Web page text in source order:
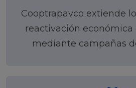
Cooptrapavco extiende
reactivación económica
mediante campañas